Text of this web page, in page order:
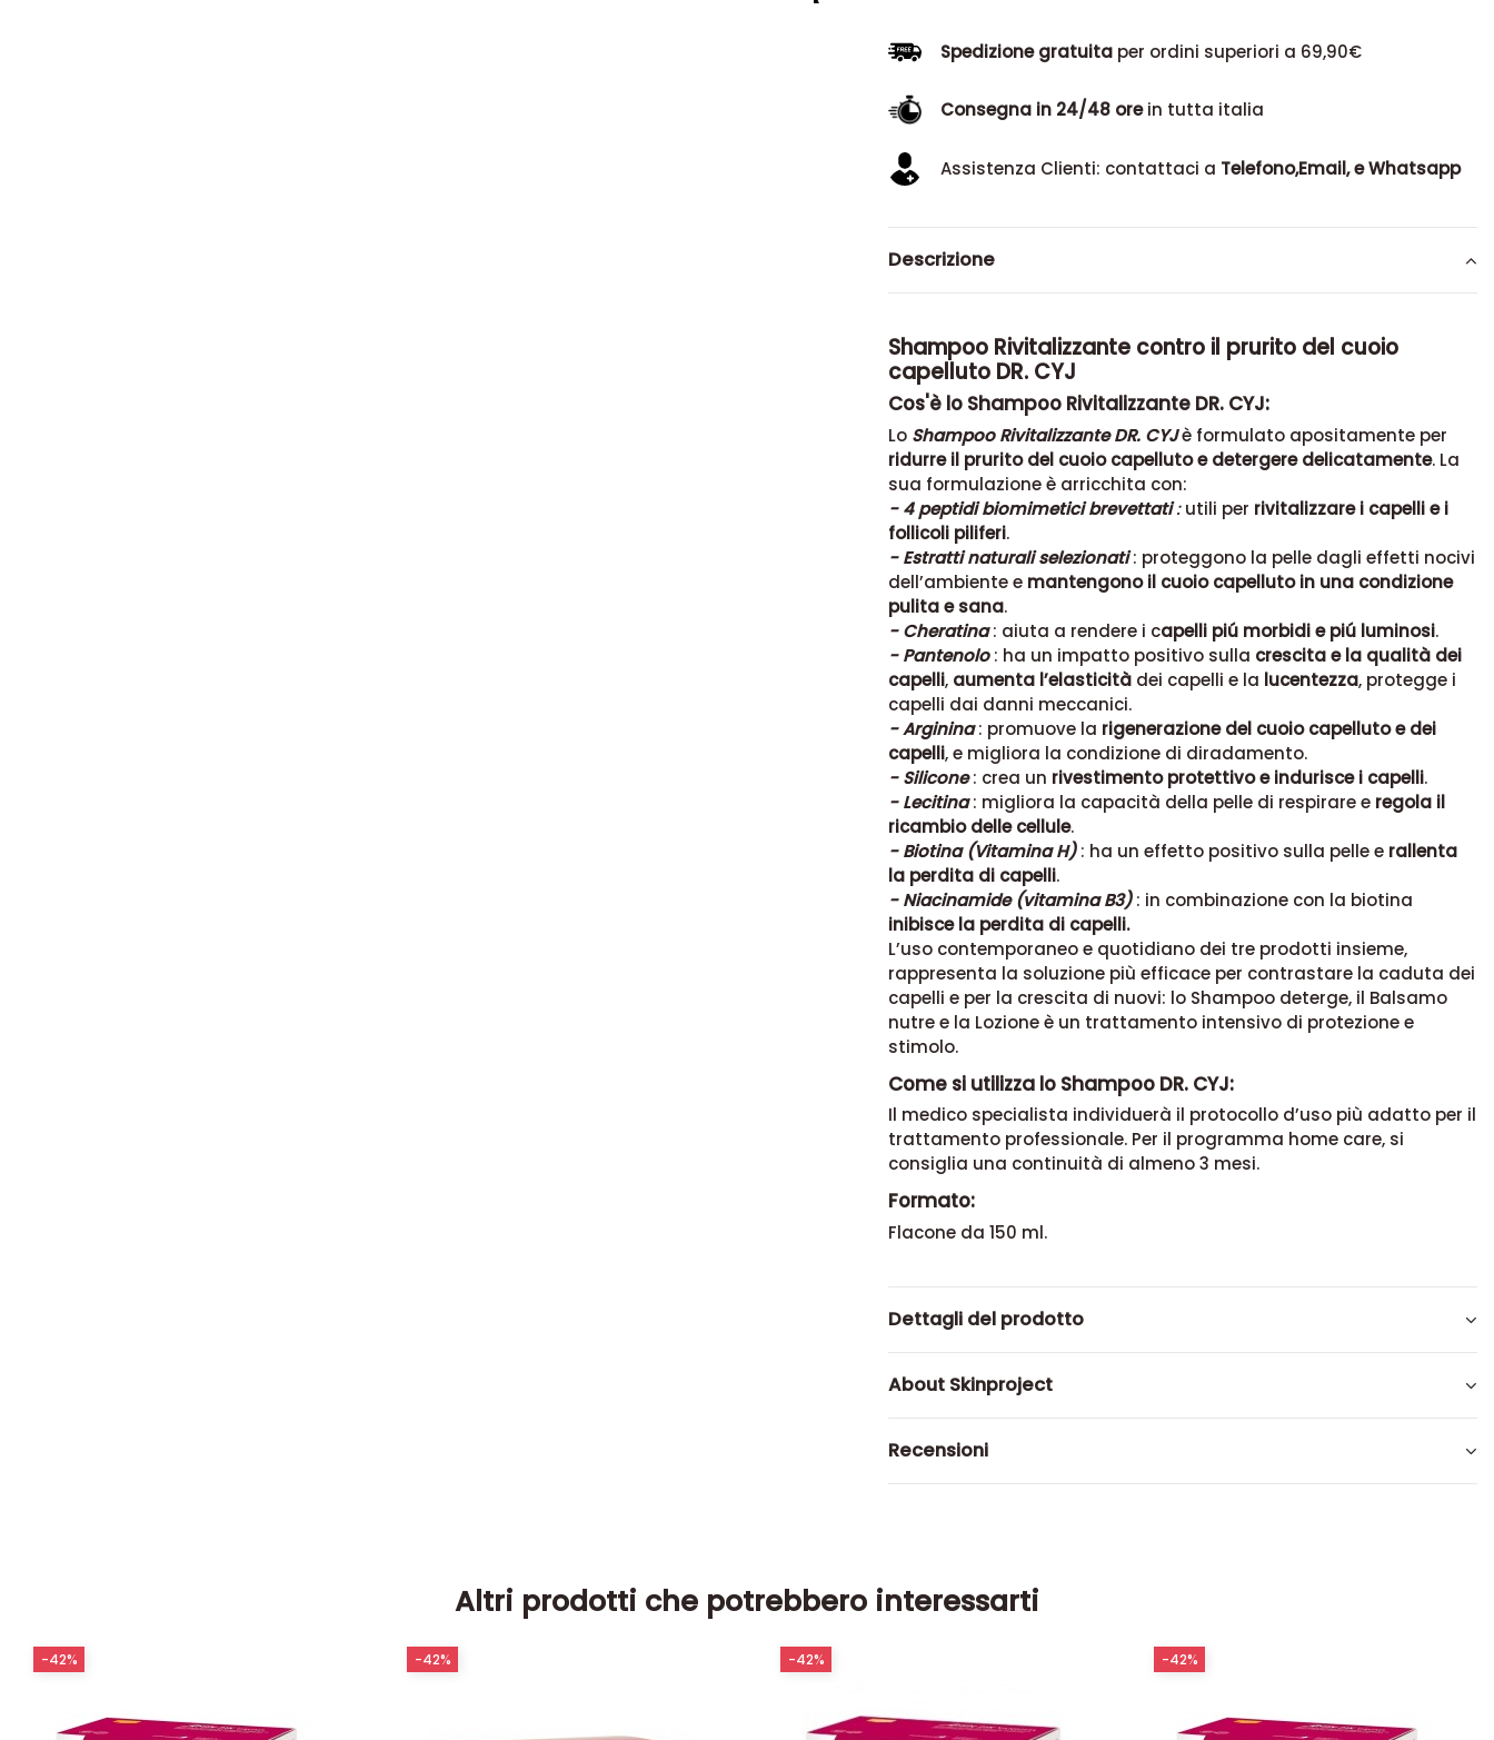
Spedizione gratuitaper ordini superiori a 69,90€
Consegna in 24/48 orein tutta italia
Assistenza Clienti: contattaci a Telefono,Email, e Whatsapp
Descrizione
Shampoo Rivitalizzante contro il prurito del cuoio
capelluto DR. CYJ
Cos'è lo Shampoo Rivitalizzante DR. CYJ:
Lo Shampoo Rivitalizzante DR. CYJè formulato apositamente per
ridurre il prurito del cuoio capelluto e detergere delicatamente. La
sua formulazione è arricchita con:
- 4 peptidi biomimetici brevettati:utili per rivitalizzare i capelli e i
follicoli piliferi.
- Estratti naturali selezionati: proteggono la pelle dagli effetti nocivi
dell’ambiente e mantengono il cuoio capelluto in una condizione
pulita e sana.
- Cheratina: aiuta a rendere i capelli piú morbidi e piú luminosi.
- Pantenolo: ha un impatto positivo sulla crescita e la qualità dei
capelli, aumenta l’elasticitàdei capelli e la lucentezza, protegge i
capelli dai danni meccanici.
- Arginina: promuove la rigenerazione del cuoio capelluto e dei
capelli, e migliora la condizione di diradamento.
- Silicone: crea un rivestimento protettivo e indurisce i capelli.
- Lecitina: migliora la capacità della pelle di respirare e regola il
ricambio delle cellule.
- Biotina (Vitamina H): ha un effetto positivo sulla pelle e rallenta
la perdita di capelli.
- Niacinamide (vitamina B3): in combinazione con la biotina
inibisce la perdita di capelli.
L’uso contemporaneo e quotidiano dei tre prodotti insieme,
rappresenta la soluzione più efficace per contrastare la caduta dei
capelli e per la crescita di nuovi: lo Shampoo deterge, il Balsamo
nutre e la Lozioneè un trattamento intensivo di protezione e
stimolo.
Come si utilizza lo Shampoo DR. CYJ:
Il medico specialista individuerà il protocollo d’uso più adatto per il
trattamento professionale. Per il programma home care, si
consiglia una continuità di almeno 3 mesi.
Formato:
Flacone da 150 ml.
Dettagli del prodotto
About Skinproject
Recensioni
Altri prodotti che potrebbero interessarti
-42% -42% -42% -42%